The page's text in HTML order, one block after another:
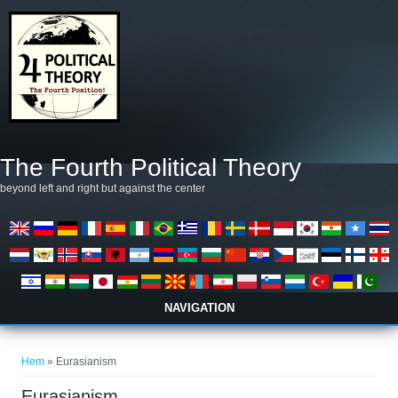
The Fourth Political Theory
beyond left and right but against the center
NAVIGATION
Hem » Eurasianism